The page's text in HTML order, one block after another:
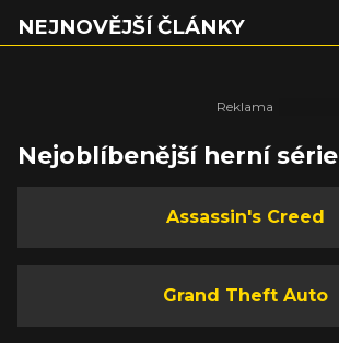
NEJNOVĚJŠÍ ČLÁNKY
Nejoblíbenější herní série
Assassin's Creed
Grand Theft Auto